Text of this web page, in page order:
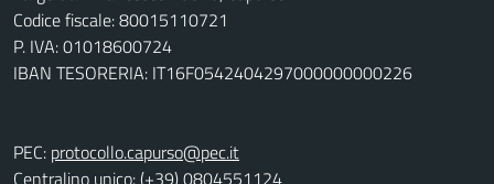
Codice fiscale: 80015110721
P. IVA: 01018600724
IBAN TESORERIA: IT16F0542404297000000000226
PEC: protocollo.capurso@pec.it
Centralino unico: (+39) 0804551124